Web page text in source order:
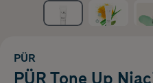
PÜR
PÜR Tone Up